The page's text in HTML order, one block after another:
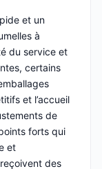
et un
à
du service et
certains
et l’accueil
de
forts qui
et
des